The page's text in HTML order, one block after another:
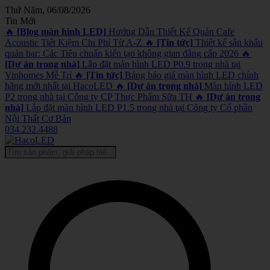
Thứ Năm, 06/08/2026
Tin Mới
🔥 [Blog màn hình LED] Hướng Dẫn Thiết Kế Quán Cafe
Acoustic Tiết Kiệm Chi Phí Từ A-Z 🔥 [Tin tức] Thiết kế sân khấu
quán bar: Các Tiêu chuẩn kiến tạo không gian đẳng cấp 2026 🔥
[Dự án trong nhà] Lắp đặt màn hình LED P0.9 trong nhà tại
Vinhomes Mễ Trì 🔥 [Tin tức] Bảng báo giá màn hình LED chính
hãng mới nhất tại HacoLED 🔥 [Dự án trong nhà] Màn hình LED
P2 trong nhà tại Công ty CP Thực Phẩm Sữa TH 🔥 [Dự án trong
nhà] Lắp đặt màn hình LED P1.5 trong nhà tại Công ty Cổ phần
Nội Thất Cơ Bản
034.232.4488